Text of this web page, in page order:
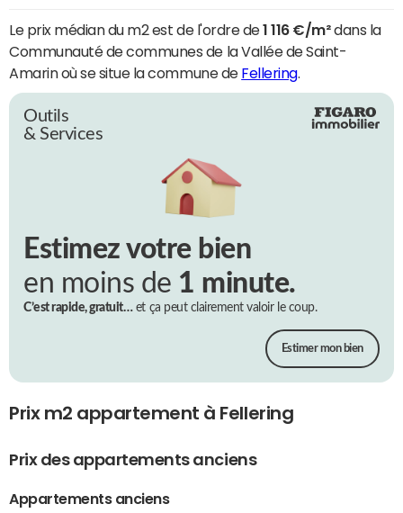
Le prix médian du m2 est de l'ordre de1 116 €/m²dans la
Communauté de communes de la Vallée de Saint-
Amarin où se situe la commune de Fellering.
Outils
& Services
Estimez votre bien
en moins de 1 minute.
C’est rapide, gratuit…et ça peut clairement valoir le coup.
Estimer mon bien
Prix m2 appartement à Fellering
Prix des appartements anciens
Appartements anciens